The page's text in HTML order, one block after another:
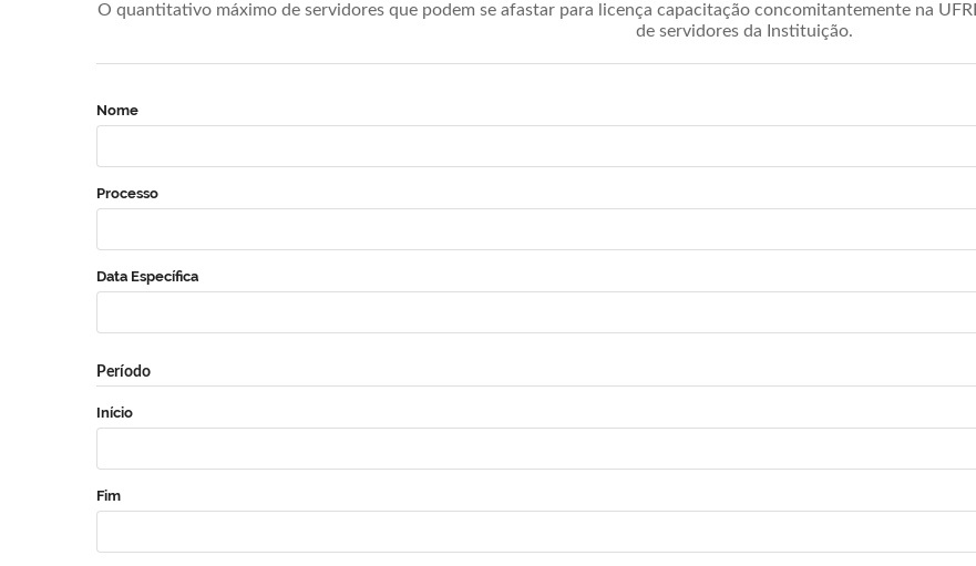
O quantitativo máximo de servidores que podem se afastar para licença capacitação concomitantemente na
de servidores da Instituição.
Nome
Processo
Data Específica
Período
Início
Fim